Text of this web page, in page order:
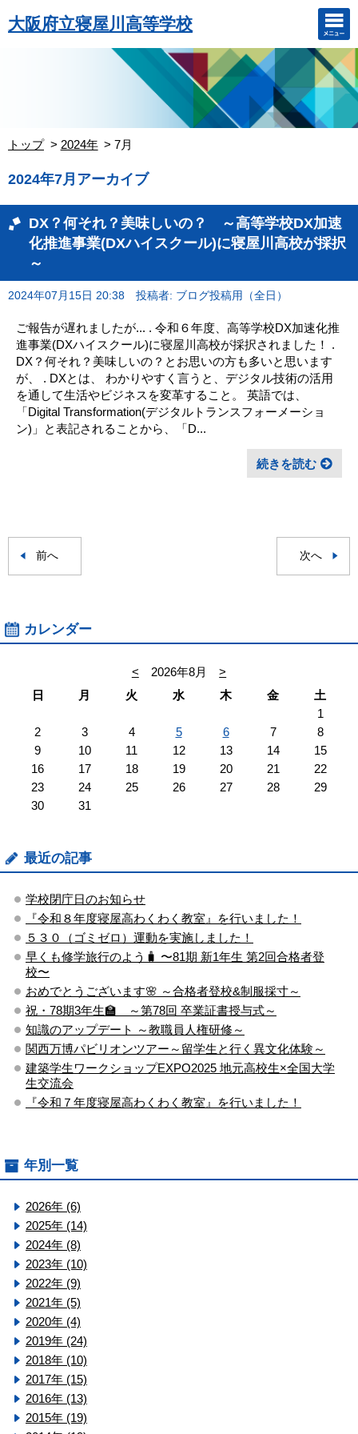
大阪府立寝屋川高等学校
トップ 2024年 7月
2024年7月アーカイブ
DX？何それ？美味しいの？ ～高等学校DX加速
化推進事業(DXハイスクール)に寝屋川高校が採択
～
2024年07月15日 20:38 投稿者: ブログ投稿用（全日）
ご報告が遅れましたが... . 令和６年度、高等学校DX加速化推
進事業(DXハイスクール)に寝屋川高校が採択されました！ .
DX？何それ？美味しいの？とお思いの方も多いと思います
が、 . DXとは、 わかりやすく言うと、デジタル技術の活用
を通して生活やビジネスを変革すること。 英語では、
「Digital Transformation(デジタルトランスフォーメーショ
ン)」と表記されることから、「D...
続きを読む
前へ 次へ
カレンダー
< 2026年8月
>
日
月 火 水 木 金
土
1
2
3 4 5 6 7
8
9
10 11 12 13 14
15
16
17 18 19 20 21
22
23
24 25 26 27 28
29
30
31
最近の記事
学校閉庁日のお知らせ
『令和８年度寝屋高わくわく教室』を行いました！
５３０（ゴミゼロ）運動を実施しました！
早くも修学旅行のよう🧳 〜81期 新1年生 第2回合格者登
校〜
おめでとうございます🌸 ～合格者登校&制服採寸～
祝・78期3年生🏫 ～第78回 卒業証書授与式～
知識のアップデート ～教職員人権研修～
関西万博パビリオンツアー～留学生と行く異文化体験～
建築学生ワークショップEXPO2025 地元高校生×全国大学
生交流会
『令和７年度寝屋高わくわく教室』を行いました！
年別一覧
2026年 (6)
2025年 (14)
2024年 (8)
2023年 (10)
2022年 (9)
2021年 (5)
2020年 (4)
2019年 (24)
2018年 (10)
2017年 (15)
2016年 (13)
2015年 (19)